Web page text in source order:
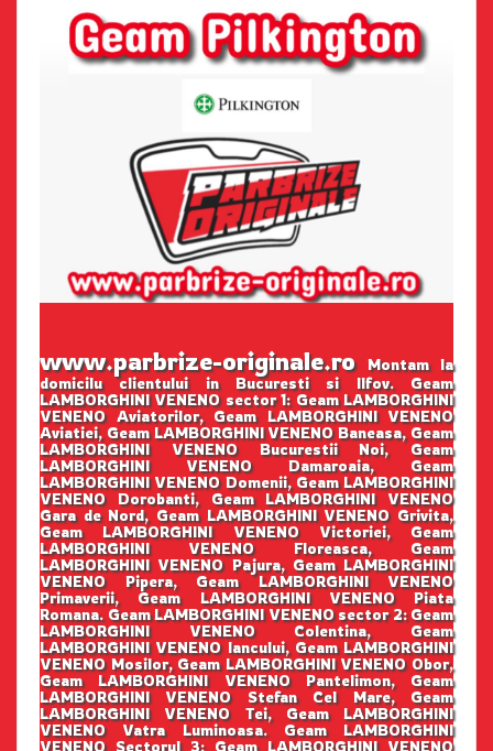
www.parbrize-originale.roMontam la
domicilu clientului in Bucuresti si Ilfov. Geam
LAMBORGHINI VENENO sector 1: Geam LAMBORGHINI
VENENO Aviatorilor, Geam LAMBORGHINI VENENO
Aviatiei, Geam LAMBORGHINI VENENO Baneasa, Geam
LAMBORGHINI VENENO Bucurestii Noi, Geam
LAMBORGHINI VENENO Damaroaia, Geam
LAMBORGHINI VENENO Domenii, Geam LAMBORGHINI
VENENO Dorobanti, Geam LAMBORGHINI VENENO
Gara de Nord, Geam LAMBORGHINI VENENO Grivita,
Geam LAMBORGHINI VENENO Victoriei, Geam
LAMBORGHINI VENENO Floreasca, Geam
LAMBORGHINI VENENO Pajura, Geam LAMBORGHINI
VENENO Pipera, Geam LAMBORGHINI VENENO
Primaverii, Geam LAMBORGHINI VENENO Piata
Romana. Geam LAMBORGHINI VENENO sector 2: Geam
LAMBORGHINI VENENO Colentina, Geam
LAMBORGHINI VENENO Iancului, Geam LAMBORGHINI
VENENO Mosilor, Geam LAMBORGHINI VENENO Obor,
Geam LAMBORGHINI VENENO Pantelimon, Geam
LAMBORGHINI VENENO Stefan Cel Mare, Geam
LAMBORGHINI VENENO Tei, Geam LAMBORGHINI
VENENO Vatra Luminoasa. Geam LAMBORGHINI
VENENO Sectorul 3: Geam LAMBORGHINI VENENO